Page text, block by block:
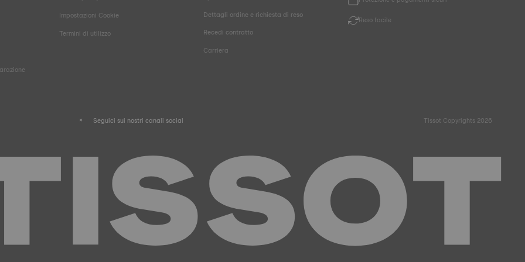
Impostazioni Cookie
Termini di utilizzo
Dettagli ordine e richiesta di reso
Recedi contratto
Carriera
Reso facile
Seguici sui nostri canali social Tissot Copyrights 2026